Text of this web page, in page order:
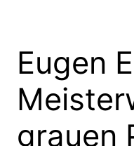
Eugen
grauen